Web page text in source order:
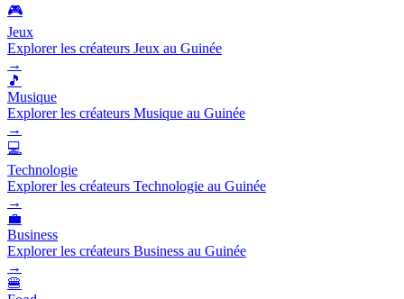
🎮
Jeux
Explorer les créateurs Jeux au Guinée
→
🎵
Musique
Explorer les créateurs Musique au Guinée
→
💻
Technologie
Explorer les créateurs Technologie au Guinée
→
💼
Business
Explorer les créateurs Business au Guinée
→
🍔